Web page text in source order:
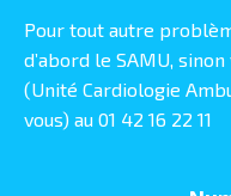
Pour tout autre
d’abord le SAMU,
(Unité Cardiologie
vous) au 01 42 16 22 11